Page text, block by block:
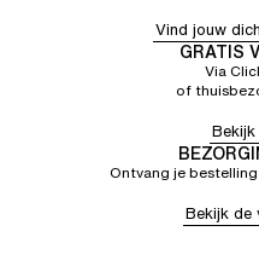
Vind jouw
GRATIS
Via
of
Ontvang je
Bekijk de